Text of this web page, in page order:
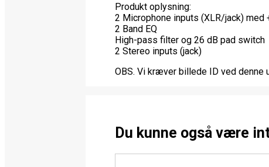
Produkt oplysning:
2 Microphone inputs (XLR/jack) med
2 Band EQ
High-pass filter og 26 dB pad switch
2 Stereo inputs (jack)
OBS. Vi kræver billede ID ved denne
Du kunne også være